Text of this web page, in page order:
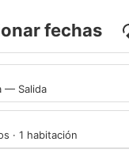
fechas
— Salida
· 1 habitación